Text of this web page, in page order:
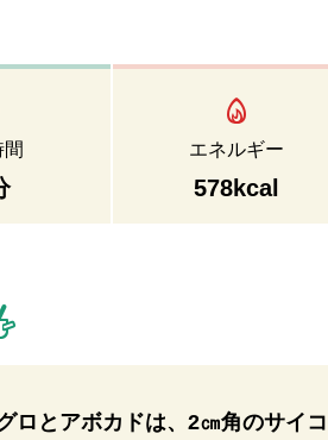
エネルギー
578kcal
ロとアボカドは、2㎝角のサイ